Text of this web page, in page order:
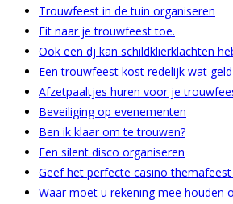
Trouwfeest in de tuin organiseren
Fit naar je trouwfeest toe.
Ook een dj kan schildklierklachten
Een trouwfeest kost redelijk wat geld
Afzetpaaltjes huren voor je
Beveiliging op evenementen
Ben ik klaar om te trouwen?
Een silent disco organiseren
Geef het perfecte casino
Waar moet u rekening mee houden